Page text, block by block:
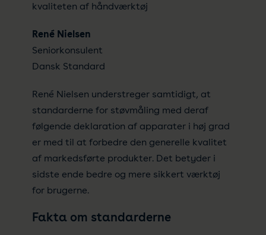
kvaliteten af håndværktøj
René Nielsen
Seniorkonsulent
Dansk Standard
René Nielsen understreger samtidigt, at
standarderne for støvmåling med deraf
følgende deklaration af apparater i høj grad
er med til at forbedre den generelle kvalitet
af markedsførte produkter. Det betyder i
sidste ende bedre og mere sikkert værktøj
for brugerne.
Fakta om standarderne